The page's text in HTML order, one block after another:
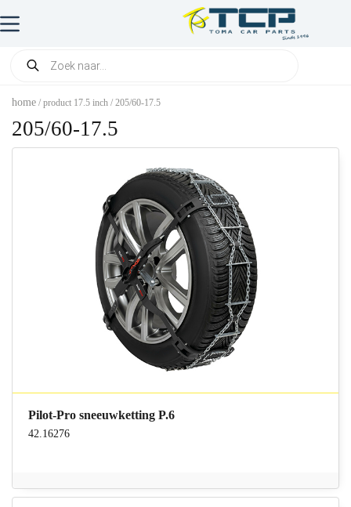
home / product 17.5 inch / 205/60-17.5
205/60-17.5
Pilot-Pro sneeuwketting P.6
42.16276